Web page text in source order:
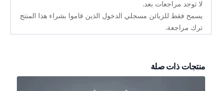
لا توجد مراجعات بعد.
يسمح فقط للزبائن مسجلي الدخول الذين قاموا بشراء هذا المنتج
ترك مراجعة.
منتجات ذات صلة